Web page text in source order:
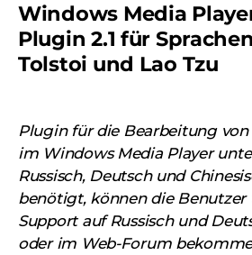
Windows Media
Plugin 2.1 für
Tolstoi und Lao Tzu
Plugin für die Bearbeitung
im Windows Media Player
Russisch, Deutsch und
benötigt, können die Benutzer
Support auf Russisch und
oder im Web-Forum